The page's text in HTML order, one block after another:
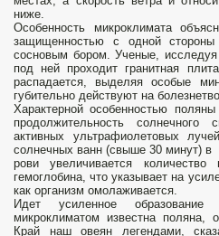
ниже.
Особенность микроклимата
защищенностью с одной
сосновым бором. Ученые,
под ней проходит гранитная
распадается, выделяя особые
губительно действуют на
Характерной особенностью
продолжительность солнечного
активных ультрафиолетовых
солнечных ванн (свыше 30 минут) в
рови увеличивается
гемоглобина, что указывает на
как организм омолаживается.
Идет усиленное
микроклиматом известна поляна,
Край наш овеян легендами,